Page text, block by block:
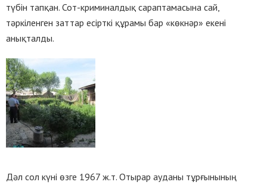
түбін тапқан. Сот-криминалдық сараптамасына сай,
тәркіленген заттар есірткі құрамы бар «көкнәр» екені
анықталды.
Дәл сол күні өзге 1967 ж.т. Отырар ауданы тұрғынының